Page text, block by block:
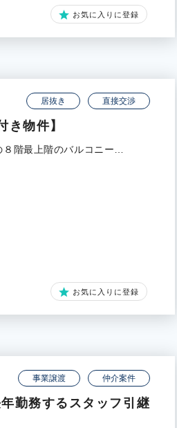
お気に入りに登録
居抜き 直接交渉
き物件】
階最上階のバルコニー…
お気に入りに登録
事業譲渡 仲介案件
勤務するスタッフ引継